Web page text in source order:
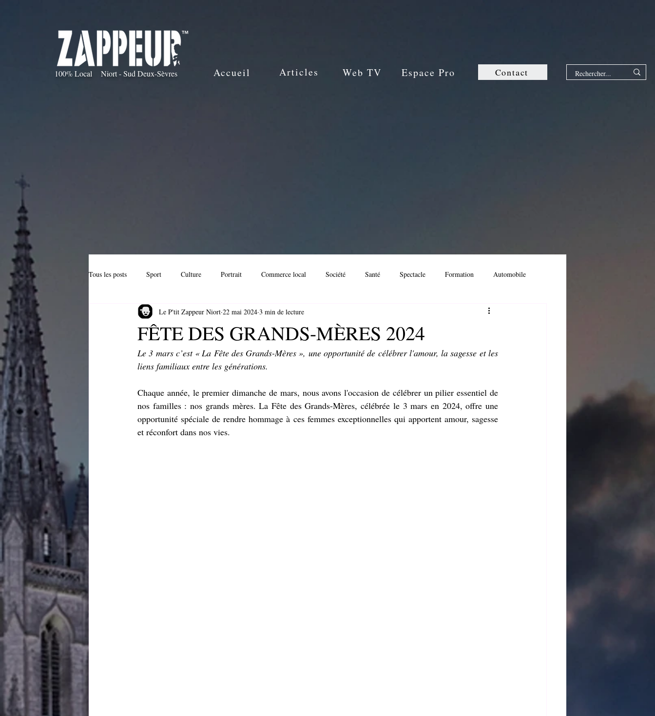
100% Local Niort - Sud Deux-Sèvres Accueil Articles Web TV Espace Pro Contact
Tous les posts Sport Culture Portrait Commerce local Société Santé Spectacle Formation Automobile
Anniversaire Patrimoine Immobilier
Entreprise locale Cuisine Association locale Streaming Loisir Festival Evénement
FÊTE DES GRANDS-MÈRES 2024
Le P'tit Zappeur Niort 22 mai 2024 3 min de lecture
Le 3 mars c’est « La Fête des Grands-Mères », une opportunité de célébrer l'amour, la sagesse et les
liens familiaux entre les générations.
Chaque année, le premier dimanche de mars, nous avons l'occasion de célébrer un pilier essentiel de
nos familles : nos grands mères. La Fête des Grands-Mères, célébrée le 3 mars en 2024, offre une
opportunité spéciale de rendre hommage à ces femmes exceptionnelles qui apportent amour, sagesse
et réconfort dans nos vies.